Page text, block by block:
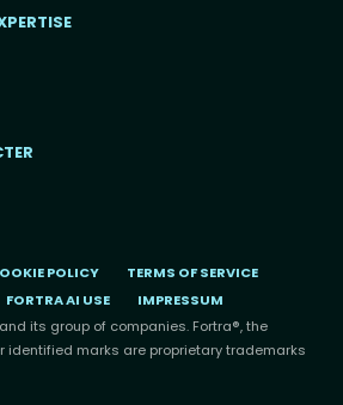
POLICY
TERMS OF SERVICE
FORTRA AI USE
IMPRESSUM
its group of companies. Fortra®, the
identified marks are proprietary trademarks